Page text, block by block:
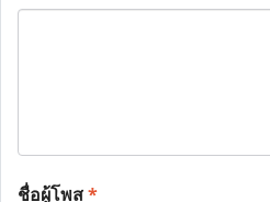
ชื่อผู้โพส*